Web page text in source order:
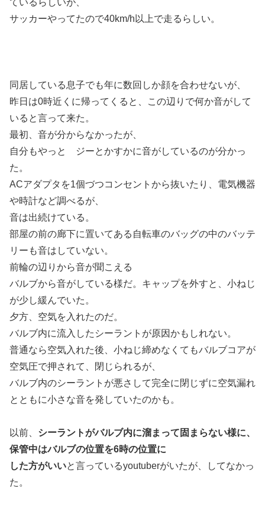
サッカーやってたので40km/h以上で走るらしい。
同居している息子でも年に数回しか顔を合わせないが、
昨日は0時近くに帰ってくると、この辺りで何か音がして
いると言って来た。
最初、音が分からなかったが、
自分もやっと ジーとかすかに音がしているのが分かっ
た。
ACアダプタを1個づつコンセントから抜いたり、電気機器
や時計など調べるが、
音は出続けている。
部屋の前の廊下に置いてある自転車のバッグの中のバッテ
リーも音はしていない。
前輪の辺りから音が聞こえる
バルブから音がしている様だ。キャップを外すと、小ねじ
が少し緩んでいた。
夕方、空気を入れたのだ。
バルブ内に流入したシーラントが原因かもしれない。
普通なら空気入れた後、小ねじ締めなくてもバルブコアが
空気圧で押されて、閉じられるが、
バルブ内のシーラントが悪さして完全に閉じずに空気漏れ
とともに小さな音を発していたのかも。
以前、 シーラントがバルブ内に溜まって固まらない様に、
保管中はバルブの位置を6時の位置に
した方がいいと言っているyoutuberがいたが、してなかっ
た。